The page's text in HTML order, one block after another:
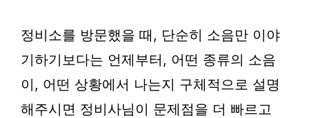
정비소를 방문했을 때, 단순히 소음만 이야
기하기보다는 언제부터, 어떤 종류의 소음
이, 어떤 상황에서 나는지 구체적으로 설명
해주시면 정비사님이 문제점을 더 빠르고